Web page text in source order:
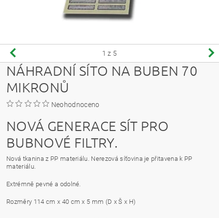
1 z 5
NÁHRADNÍ SÍTO NA BUBEN 70
MIKRONŮ
Neohodnoceno
NOVÁ GENERACE SÍT PRO
BUBNOVÉ FILTRY.
Nová tkanina z PP materiálu. Nerezová síťovina je přitavena k PP
materiálu.
Extrémně pevné a odolné.
Rozměry 114 cm x 40 cm x 5 mm (D x Š x H)